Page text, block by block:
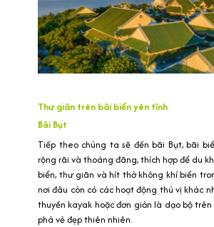
Thư giãn trên bãi biển yên tĩnh
Bãi Bụt
Tiếp theo chúng ta sẽ đến bãi Bụt, bãi
rộng rãi và thoáng đãng, thích hợp để du
biển, thư giãn và hít thở không khí biển
nơi đâu còn có các hoạt động thú vị khác
thuyền kayak hoặc đơn giản là dạo bộ
phá vẻ đẹp thiên nhiên.